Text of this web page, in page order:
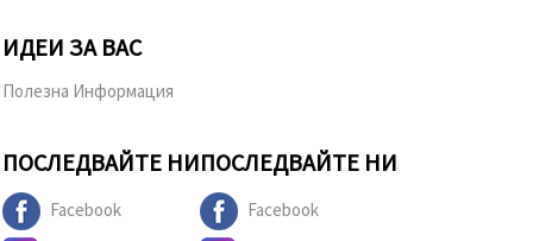
ИДЕИ ЗА ВАС
Полезна Информация
ПОСЛЕДВАЙТЕ НИ
Facebook
ПОСЛЕДВАЙТЕ НИ
Facebook